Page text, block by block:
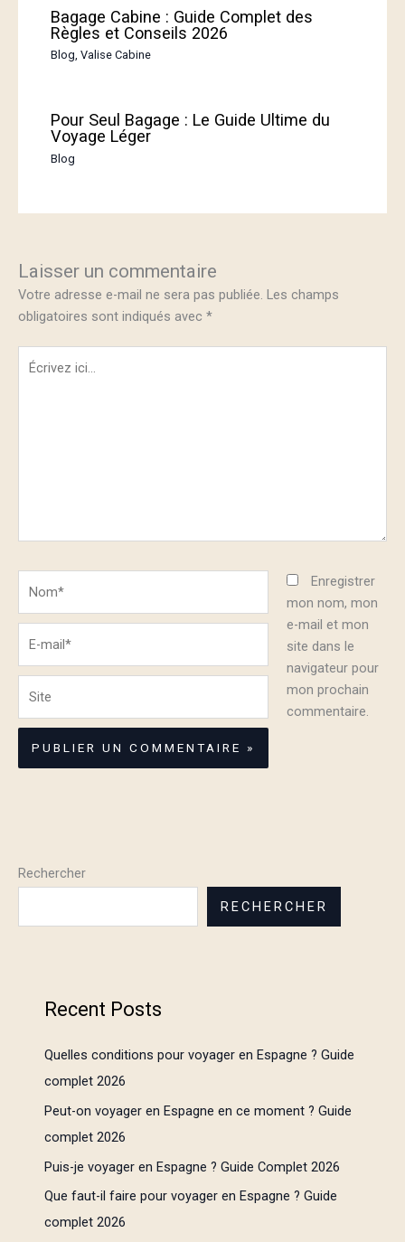
Bagage Cabine : Guide Complet des
Règles et Conseils 2026
Blog,Valise Cabine
Pour Seul Bagage : Le Guide Ultime du
Voyage Léger
Blog
Laisser un commentaire
Votre adresse e-mail ne sera pas publiée. Les champs
obligatoires sont indiqués avec *
Écrivez
mail*
Enregistrer
mon nom, mon
e-mail et mon
site dans le
navigateur pour
mon prochain
commentaire.
Rechercher
RECHERCHER
Recent Posts
Quelles conditions pour voyager en Espagne ? Guide
complet 2026
Peut-on voyager en Espagne en ce moment ? Guide
complet 2026
Puis-je voyager en Espagne ? Guide Complet 2026
Que faut-il faire pour voyager en Espagne ? Guide
complet 2026